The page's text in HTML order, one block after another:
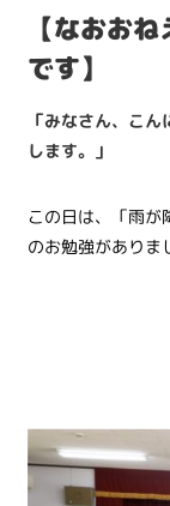
【なおお
です】
「みなさん、こ
します。」
この日は、「雨が
のお勉強がありま